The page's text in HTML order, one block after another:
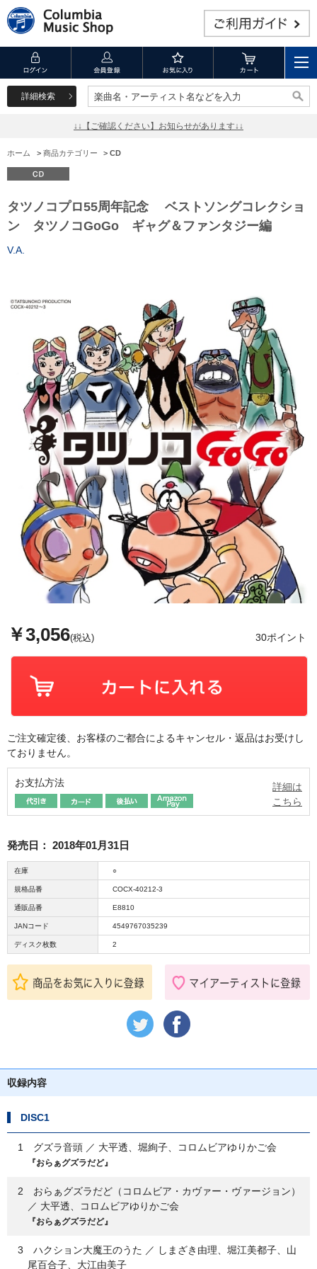
詳細検索 楽曲名・アーティスト名などを入力
楽曲名・アーティスト名などを入力
↓↓【ご確認ください】お知らせがあります↓↓
ホーム > 商品カテゴリー > CD
タツノコプロ55周年記念 ベストソングコレクショ
ン タツノコGoGo ギャグ＆ファンタジー編
V.A.
￥3,056(税込) 30ポイント
ご注文確定後、お客様のご都合によるキャンセル・返品はお受けし
ておりません。
お支払方法
詳細は
こちら
発売日： 2018年01月31日
在庫 ○
規格品番 COCX-40212-3
通販品番 E8810
JANコード 4549767035239
ディスク枚数 2
収録内容
DISC1
1 グズラ音頭 ／ 大平透、堀絢子、コロムビアゆりかご会
『おらぁグズラだど』
2 おらぁグズラだど（コロムビア・カヴァー・ヴァージョン）
／ 大平透、コロムビアゆりかご会
『おらぁグズラだど』
3 ハクション大魔王のうた ／ しまざき由理、堀江美都子、山
尾百合子、大江由美子